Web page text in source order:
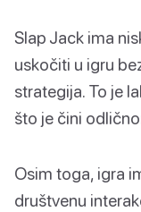
Slap Jack ima
uskočiti u igru
strategija. To je
što je čini
Osim toga, igra
društvenu